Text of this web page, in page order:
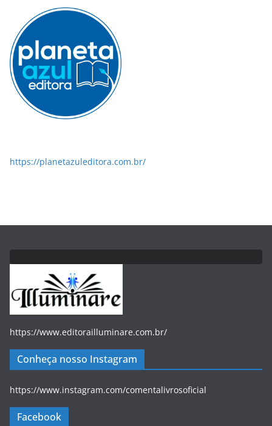
https://planetazuleditora.com.br/
https://www.editorailluminare.com.br/
Conheça nosso Instagram
https://www.instagram.com/comentalivrosoficial
Facebook